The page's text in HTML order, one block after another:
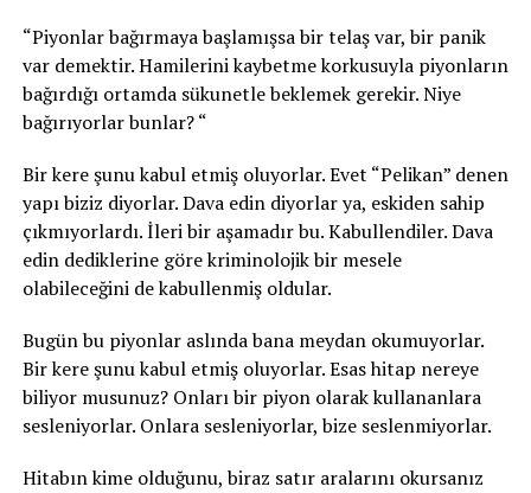
“Piyonlar bağırmaya başlamışsa bir telaş var, bir panik
var demektir. Hamilerini kaybetme korkusuyla piyonların
bağırdığı ortamda sükunetle beklemek gerekir. Niye
bağırıyorlar bunlar? “
Bir kere şunu kabul etmiş oluyorlar. Evet “Pelikan” denen
yapı biziz diyorlar. Dava edin diyorlar ya, eskiden sahip
çıkmıyorlardı. İleri bir aşamadır bu. Kabullendiler. Dava
edin dediklerine göre kriminolojik bir mesele
olabileceğini de kabullenmiş oldular.
Bugün bu piyonlar aslında bana meydan okumuyorlar.
Bir kere şunu kabul etmiş oluyorlar. Esas hitap nereye
biliyor musunuz? Onları bir piyon olarak kullananlara
sesleniyorlar. Onlara sesleniyorlar, bize seslenmiyorlar.
Hitabın kime olduğunu, biraz satır aralarını okursanız